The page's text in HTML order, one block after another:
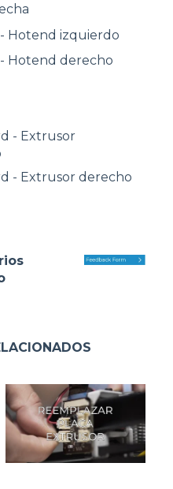
Hotend izquierdo
Hotend derecho
- Extrusor
- Extrusor derecho